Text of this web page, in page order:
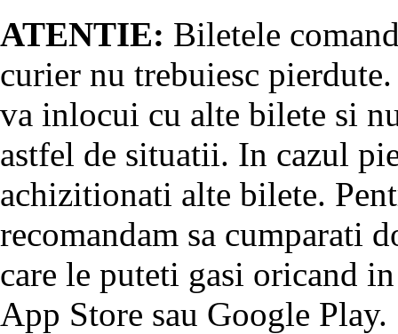
ATENTIE: Biletele
curier nu trebuiesc
va inlocui cu alte bilete si
astfel de situatii. In cazul
achizitionati alte bilete.
recomandam sa cumparati
care le puteti gasi oricand
App Store sau Google Play.